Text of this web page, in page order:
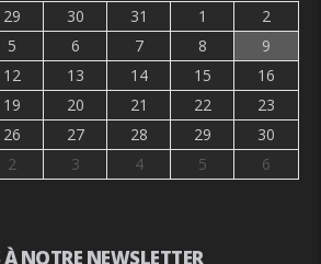
29 30 31 1
2
5 6 7 8
9
12 13 14 15
16
19 20 21 22
23
26 27 28 29
30
2 3 4 5 6
NOTRE NEWSLETTER